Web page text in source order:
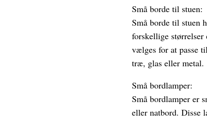
Små borde til stuen:
Små borde til stuen
forskellige størrelser
vælges for at passe
træ, glas eller metal.
Små bordlamper:
Små bordlamper er
eller natbord. Disse